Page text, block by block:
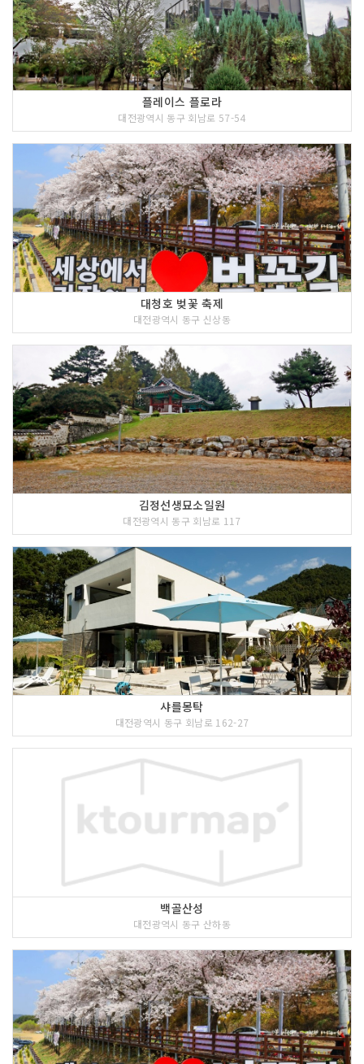
플레이스 플로라
대전광역시 동구 회남로 57-54
대청호 벚꽃 축제
대전광역시 동구 신상동
김정선생묘소일원
대전광역시 동구 회남로 117
샤를몽탁
대전광역시 동구 회남로 162-27
백골산성
대전광역시 동구 산하동